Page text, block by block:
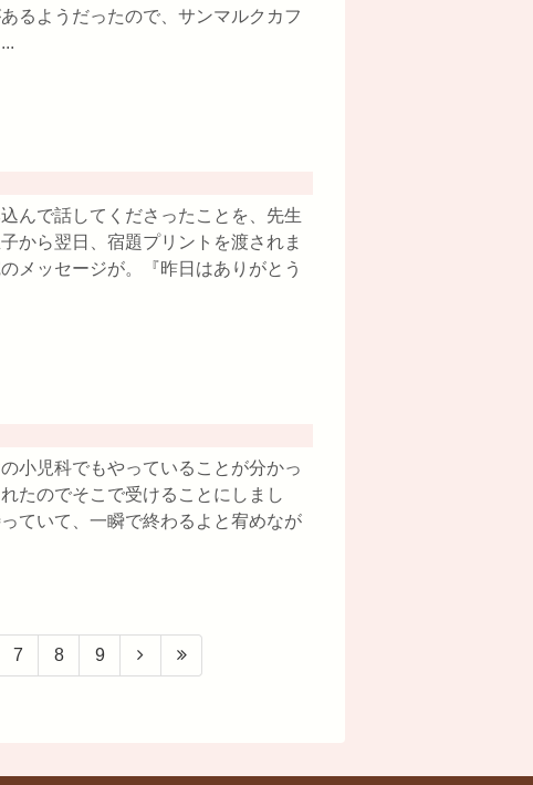
るようだったので、サンマルクカフ
んで話してくださったことを、先生
から翌日、宿題プリントを渡されま
メッセージが。『昨日はありがとう
小児科でもやっていることが分かっ
たのでそこで受けることにしまし
ていて、一瞬で終わるよと宥めなが
7 8 9